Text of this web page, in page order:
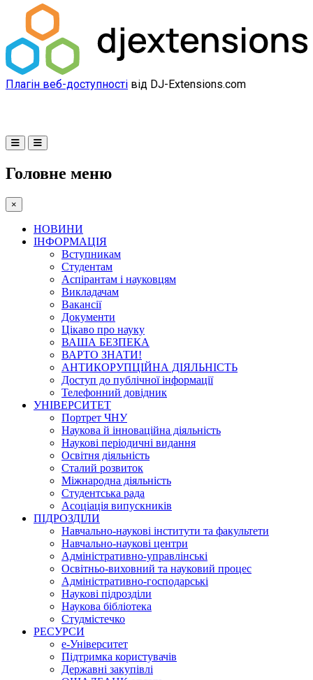
Плагін веб-доступності від DJ-Extensions.com
Головне меню
×
НОВИНИ
ІНФОРМАЦІЯ
Вступникам
Студентам
Аспірантам і науковцям
Викладачам
Вакансії
Документи
Цікаво про науку
ВАША БЕЗПЕКА
ВАРТО ЗНАТИ!
АНТИКОРУПЦІЙНА ДІЯЛЬНІСТЬ
Доступ до публічної інформації
Телефонний довідник
УНІВЕРСИТЕТ
Портрет ЧНУ
Наукова й інноваційна діяльність
Наукові періодичні видання
Освітня діяльність
Сталий розвиток
Міжнародна діяльність
Студентська рада
Асоціація випускників
ПІДРОЗДІЛИ
Навчально-наукові інститути та факультети
Навчально-наукові центри
Адміністративно-управлінські
Освітньо-виховний та науковий процес
Адміністративно-господарські
Наукові підрозділи
Наукова бібліотека
Студмістечко
РЕСУРСИ
е-Університет
Підтримка користувачів
Державні закупівлі